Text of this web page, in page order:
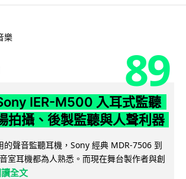
樂
89
IER-M500 入耳式監聽
拍攝、後製監聽與人聲利器
的聲音監聽耳機，Sony 經典 MDR-7506 到
室耳機都為人熟悉。而現在舞台製作者與創
全文